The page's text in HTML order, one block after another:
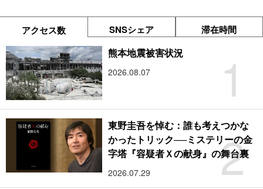
アクセス数 SNSシェア 滞在時間
1
熊本地震被害状況
2026.08.07
2
東野圭吾を悼む：誰も考えつかな
かったトリック──ミステリーの金
字塔『容疑者Ｘの献身』の舞台裏
2026.07.29